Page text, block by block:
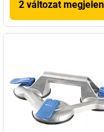
2 változat